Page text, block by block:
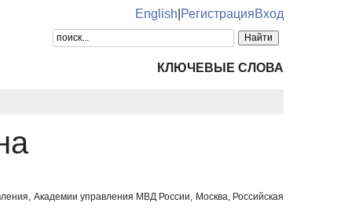
English РегистрацияВход
КЛЮЧЕВЫЕ СЛОВА
Академии управления МВД России, Москва, Российская